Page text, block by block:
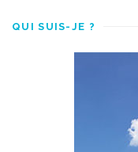
QUI SUIS-JE ?